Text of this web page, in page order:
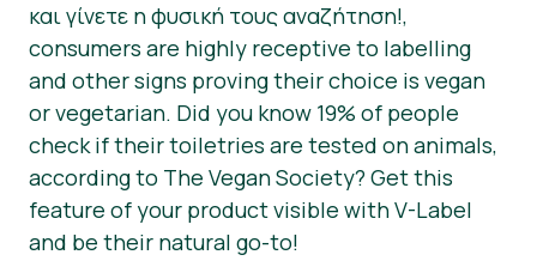
και γίνετε η φυσική τους αναζήτηση!,
consumers are highly receptive to labelling
and other signs proving their choice is vegan
or vegetarian. Did you know 19% of people
check if their toiletries are tested on animals,
according to The Vegan Society? Get this
feature of your product visible with V-Label
and be their natural go-to!